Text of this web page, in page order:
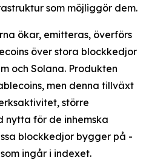
som möjliggör dem.
ökar, emitteras, överförs
över stora blockkedjor
och Solana. Produkten
men denna tillväxt
större
nytta för de inhemska
blockkedjor bygger på -
ingår i indexet.